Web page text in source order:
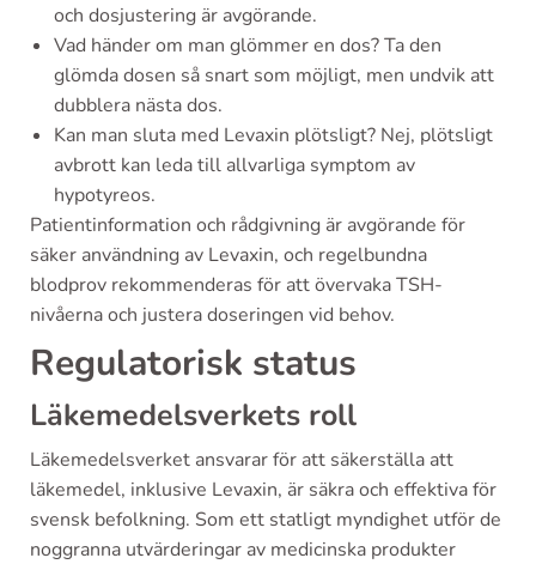
och dosjustering är avgörande.
Vad händer om man glömmer en dos? Ta den
glömda dosen så snart som möjligt, men undvik att
dubblera nästa dos.
Kan man sluta med Levaxin plötsligt? Nej, plötsligt
avbrott kan leda till allvarliga symptom av
hypotyreos.
Patientinformation och rådgivning är avgörande för
säker användning av Levaxin, och regelbundna
blodprov rekommenderas för att övervaka TSH-
nivåerna och justera doseringen vid behov.
Regulatorisk status
Läkemedelsverkets roll
Läkemedelsverket ansvarar för att säkerställa att
läkemedel, inklusive Levaxin, är säkra och effektiva för
svensk befolkning. Som ett statligt myndighet utför de
noggranna utvärderingar av medicinska produkter